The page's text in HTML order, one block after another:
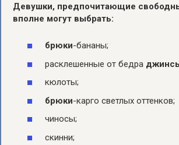
Девушки, предпочитающие
вполне могут выбрать:
брюки-бананы;
расклешенные от бедра
кюлоты;
брюки-карго светлых оттенков;
чиносы;
скинни;